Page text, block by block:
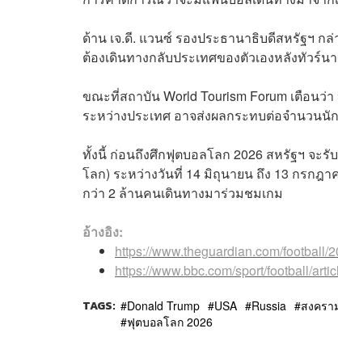
ด้าน เจ.ดี. แวนซ์ รองประธานาธิบดีสหรัฐฯ ก
ต้องเดินทางกลับประเทศของตัวเองหลังทัวร์น
ขณะที่สถาบัน World Tourism Forum เตือนว่
ระหว่างประเทศ อาจส่งผลกระทบต่อจำนวน
ทั้งนี้ ก่อนถึงศึกฟุตบอลโลก 2026 สหรัฐฯ จะ
โลก) ระหว่างวันที่ 14 มิถุนายน ถึง 13 กรกฎ
กว่า 2 ล้านคนเดินทางมาร่วมชมเกม
อ้างอิง:
https://www.theguardian.com/football/
https://www.bbc.com/sport/football/
TAGS: Donald Trump USA Russia สงครา
ฟุตบอลโลก 2026